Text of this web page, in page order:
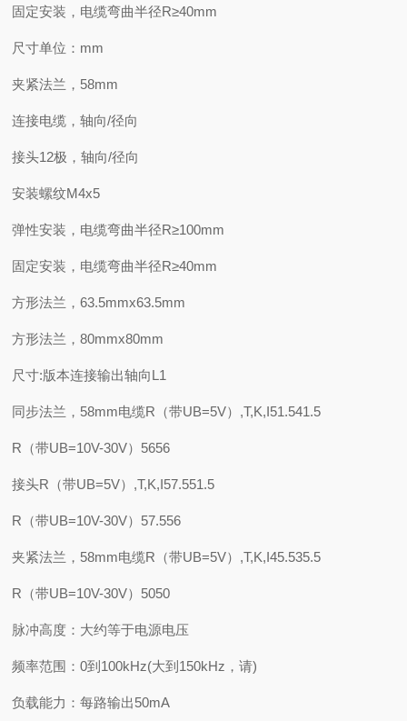
固定安装，电缆弯曲半径R≥40mm
尺寸单位：mm
夹紧法兰，58mm
连接电缆，轴向/径向
接头12极，轴向/径向
安装螺纹M4x5
弹性安装，电缆弯曲半径R≥100mm
固定安装，电缆弯曲半径R≥40mm
方形法兰，63.5mmx63.5mm
方形法兰，80mmx80mm
尺寸:版本连接输出轴向L1
同步法兰，58mm电缆R（带UB=5V）,T,K,I51.541.5
R（带UB=10V-30V）5656
接头R（带UB=5V）,T,K,I57.551.5
R（带UB=10V-30V）57.556
夹紧法兰，58mm电缆R（带UB=5V）,T,K,I45.535.5
R（带UB=10V-30V）5050
脉冲高度：大约等于电源电压
频率范围：0到100kHz(大到150kHz，请)
负载能力：每路输出50mA